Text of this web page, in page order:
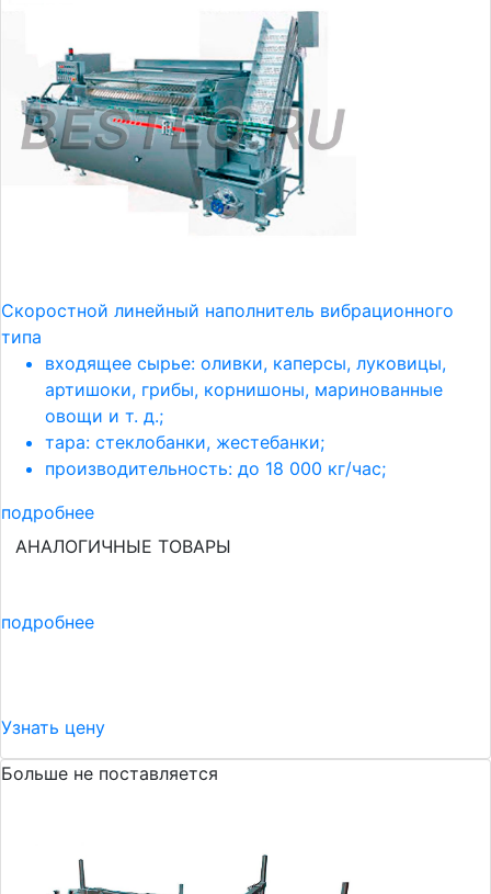
Скоростной линейный наполнитель вибрационного
типа
входящее сырье: оливки, каперсы, луковицы,
артишоки, грибы, корнишоны, маринованные
овощи и т. д.;
тара: стеклобанки, жестебанки;
производительность: до 18 000 кг/час;
подробнее
АНАЛОГИЧНЫЕ ТОВАРЫ
подробнее
Узнать цену
Больше не поставляется